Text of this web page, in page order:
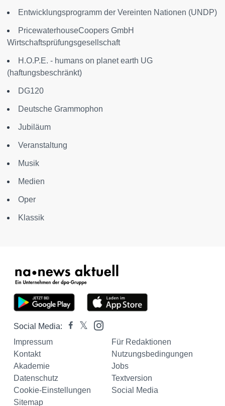
Entwicklungsprogramm der Vereinten Nationen (UNDP)
PricewaterhouseCoopers GmbH
Wirtschaftsprüfungsgesellschaft
H.O.P.E. - humans on planet earth UG
(haftungsbeschränkt)
DG120
Deutsche Grammophon
Jubiläum
Veranstaltung
Musik
Medien
Oper
Klassik
Social Media:
Impressum
Für Redaktionen
Kontakt
Nutzungsbedingungen
Akademie
Jobs
Datenschutz
Textversion
Cookie-Einstellungen
Social Media
Sitemap